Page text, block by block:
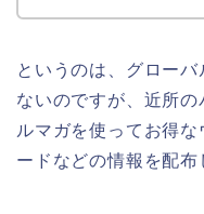
というのは、グロー
ないのですが、近所
ルマガを使ってお得
ードなどの情報を配布